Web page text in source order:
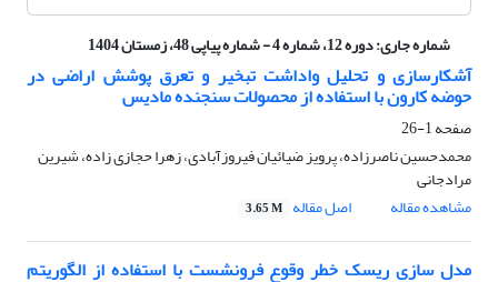
شماره جاری:دوره 12، شماره 4 - شماره پیاپی 48، زمستان 1404
آشکارسازی و تحلیل واداشت تبخیر و تعرق پوشش اراضی در
حوضه کارون با استفاده از محصولات سنجنده مادیس
صفحه1-26
محمدحسین ناصرزاده، پرویز ضیائیان فیروزآبادی، زهرا حجازی زاده، شیرین
مرادجانی
مشاهده مقاله
اصل مقاله 3.65 M
مدل سازی ریسک خطر وقوع فرونشست با استفاده از الگوریتم